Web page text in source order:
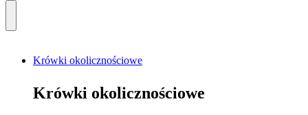
Krówki okolicznościowe
Krówki okolicznościowe